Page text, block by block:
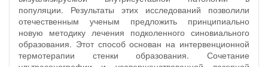
популяции. Результаты этих исследований позволили
отечественным ученым предложить принципиально
новую методику лечения подколенного синовиального
образования. Этот способ основан на интервенционной
термотерапии стенки образования. Сочетание